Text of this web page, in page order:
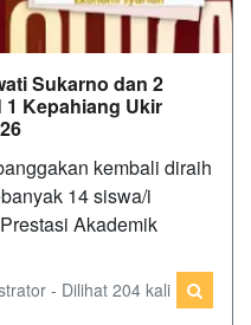
Sukarno dan 2
1 Kepahiang Ukir
kembali diraih
14 siswa/i
Akademik
- Dilihat 204 kali